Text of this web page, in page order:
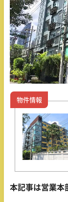
物件情報
本記事は営業本